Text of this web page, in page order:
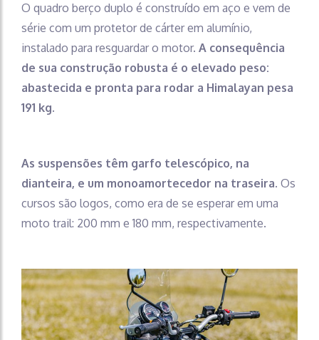
O quadro berço duplo é construído em aço e vem de
série com um protetor de cárter em alumínio,
instalado para resguardar o motor. A consequência
de sua construção robusta é o elevado peso:
abastecida e pronta para rodar a Himalayan pesa
191 kg.
As suspensões têm garfo telescópico, na
dianteira, e um monoamortecedor na traseira. Os
cursos são logos, como era de se esperar em uma
moto trail: 200 mm e 180 mm, respectivamente.